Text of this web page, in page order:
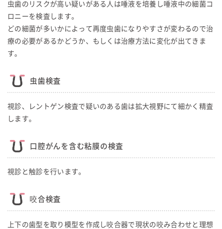
虫歯のリスクが高い疑いがある人は唾液を培養し唾液中の細菌コ
ロニーを検査します。
どの細菌が多いかによって再度虫歯になりやすさが変わるので治
療の必要があるかどうか、もしくは治療方法に変化が出てきま
す。
虫歯検査
視診、レントゲン検査で疑いのある歯は拡大視野にて細かく精査
します。
口腔がんを含む粘膜の検査
視診と触診を行います。
咬合検査
上下の歯型を取り模型を作成し咬合器で現状の咬み合わせと理想